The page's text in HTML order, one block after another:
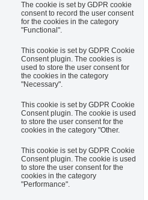
The cookie is set by GDPR cookie
consent to record the user consent
for the cookies in the category
"Functional".
This cookie is set by GDPR Cookie
Consent plugin. The cookies is
used to store the user consent for
the cookies in the category
"Necessary".
This cookie is set by GDPR Cookie
Consent plugin. The cookie is used
to store the user consent for the
cookies in the category "Other.
This cookie is set by GDPR Cookie
Consent plugin. The cookie is used
to store the user consent for the
cookies in the category
"Performance".